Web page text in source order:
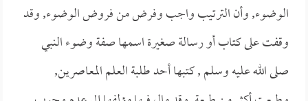
الوضوء, وأن الترتيب واجب وفرض من فروض الوضوء, وقد
وقفت على كتاب أو رسالة صغيرة اسمها صفة وضوء النبي
صلى الله عليه وسلم , كتبها أحد طلبة العلم المعاصرين,